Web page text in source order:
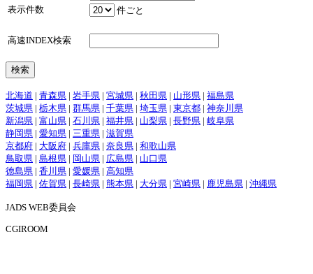
表示件数
件ごと
高速INDEX検索
北海道 | 青森県 | 岩手県 | 宮城県 | 秋田県 | 山形県 | 福島県
茨城県 | 栃木県 | 群馬県 | 千葉県 | 埼玉県 | 東京都 | 神奈川県
新潟県 | 富山県 | 石川県 | 福井県 | 山梨県 | 長野県 | 岐阜県
静岡県 | 愛知県 | 三重県 | 滋賀県
京都府 | 大阪府 | 兵庫県 | 奈良県 | 和歌山県
鳥取県 | 島根県 | 岡山県 | 広島県 | 山口県
徳島県 | 香川県 | 愛媛県 | 高知県
福岡県 | 佐賀県 | 長崎県 | 熊本県 | 大分県 | 宮崎県 | 鹿児島県 | 沖縄県
JADS WEB委員会
CGIROOM